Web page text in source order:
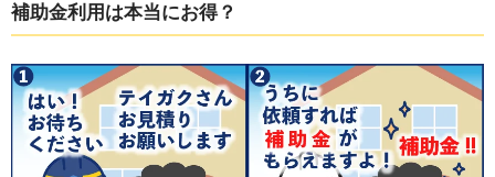
補助金利用は本当にお得？